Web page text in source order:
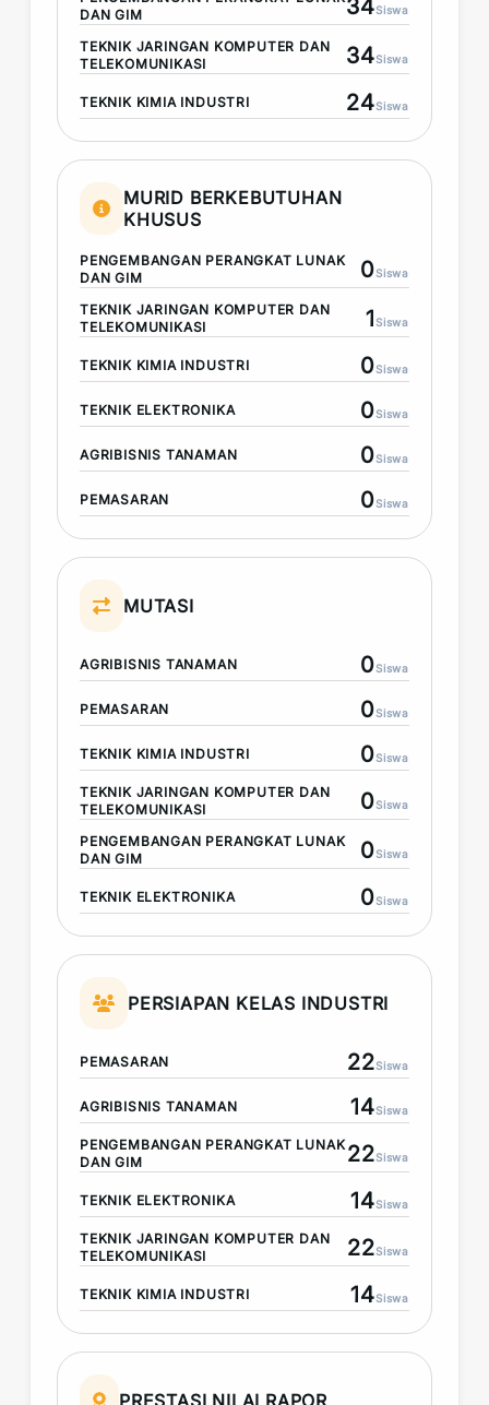
DAN GIM
34Siswa
TEKNIK JARINGAN KOMPUTER DAN
TELEKOMUNIKASI
34Siswa
TEKNIK KIMIA INDUSTRI 24Siswa
MURID BERKEBUTUHAN
KHUSUS
PENGEMBANGAN PERANGKAT LUNAK
DAN GIM
0Siswa
TEKNIK JARINGAN KOMPUTER DAN
TELEKOMUNIKASI
1Siswa
TEKNIK KIMIA INDUSTRI 0Siswa
TEKNIK ELEKTRONIKA 0Siswa
AGRIBISNIS TANAMAN 0Siswa
PEMASARAN 0Siswa
MUTASI
AGRIBISNIS TANAMAN 0Siswa
PEMASARAN 0Siswa
TEKNIK KIMIA INDUSTRI 0Siswa
TEKNIK JARINGAN KOMPUTER DAN
TELEKOMUNIKASI
0Siswa
PENGEMBANGAN PERANGKAT LUNAK
DAN GIM
0Siswa
TEKNIK ELEKTRONIKA 0Siswa
PERSIAPAN KELAS INDUSTRI
PEMASARAN 22Siswa
AGRIBISNIS TANAMAN 14Siswa
PENGEMBANGAN PERANGKAT LUNAK
DAN GIM
22Siswa
TEKNIK ELEKTRONIKA 14Siswa
TEKNIK JARINGAN KOMPUTER DAN
TELEKOMUNIKASI
22Siswa
TEKNIK KIMIA INDUSTRI 14Siswa
PRESTASI NILAI RAPOR